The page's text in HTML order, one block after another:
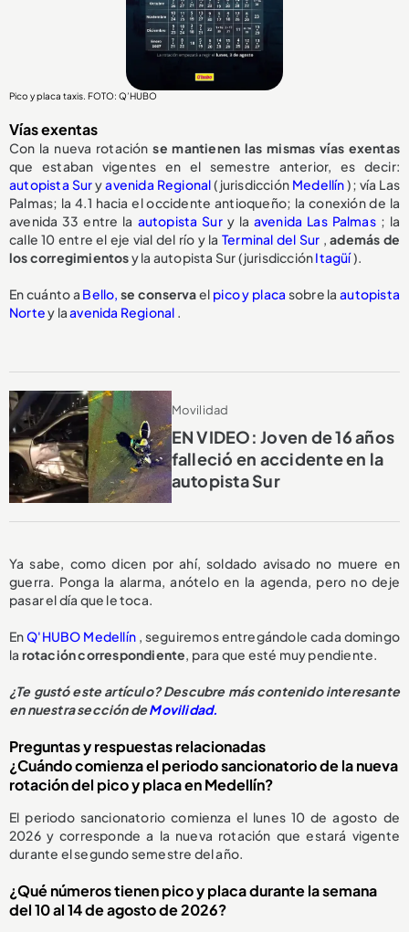
Pico y placa taxis. FOTO: Q’HUBO
Vías exentas
Con la nueva rotaciónse mantienen las mismas vías exentas
que estaban vigentes en el semestre anterior, es decir:
autopista Suryavenida Regional(jurisdicción Medellín); vía Las
Palmas; la 4.1 hacia el occidente antioqueño; la conexión de la
avenida 33 entre la autopista Sury la avenida Las Palmas; la
calle 10 entre el eje vial del río y la Terminal del Sur ,además de
los corregimientosy la autopista Sur (jurisdicciónItagüí).
En cuánto a Bello, se conservael pico y placa sobre laautopista
Nortey laavenida Regional .
Movilidad
EN VIDEO: Joven de 16 años
falleció en accidente en la
autopista Sur
Ya sabe, como dicen por ahí, soldado avisado no muere en
guerra. Ponga la alarma, anótelo en la agenda, pero no deje
pasar el día que le toca.
EnQ'HUBO Medellín, seguiremos entregándole cada domingo
la rotación correspondiente, para que esté muy pendiente.
¿Te gustó este artículo? Descubre más contenido interesante
en nuestra sección deMovilidad.
Preguntas y respuestas relacionadas
¿Cuándo comienza el periodo sancionatorio de la nueva
rotación del pico y placa en Medellín?
El periodo sancionatorio comienza el lunes 10 de agosto de
2026 y corresponde a la nueva rotación que estará vigente
durante el segundo semestre del año.
¿Qué números tienen pico y placa durante la semana
del 10 al 14 de agosto de 2026?